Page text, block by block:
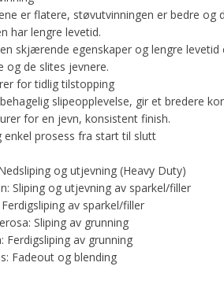
er flatere, støvutvinningen er bedre
har lengre levetid.
skjærende egenskaper og lengre
og de slites jevnere.
for tidlig tilstopping
slipeopplevelse, gir et bredere
for en jevn, konsistent finish.
enkel prosess fra start til slutt
og utjevning (Heavy Duty)
Sliping og utjevning av sparkel/filler
av sparkel/filler
Sliping av grunning
Ferdigsliping av grunning
Fadeout og blending